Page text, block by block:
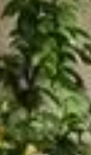
déchet, les amateurs
pour l'arrosage des